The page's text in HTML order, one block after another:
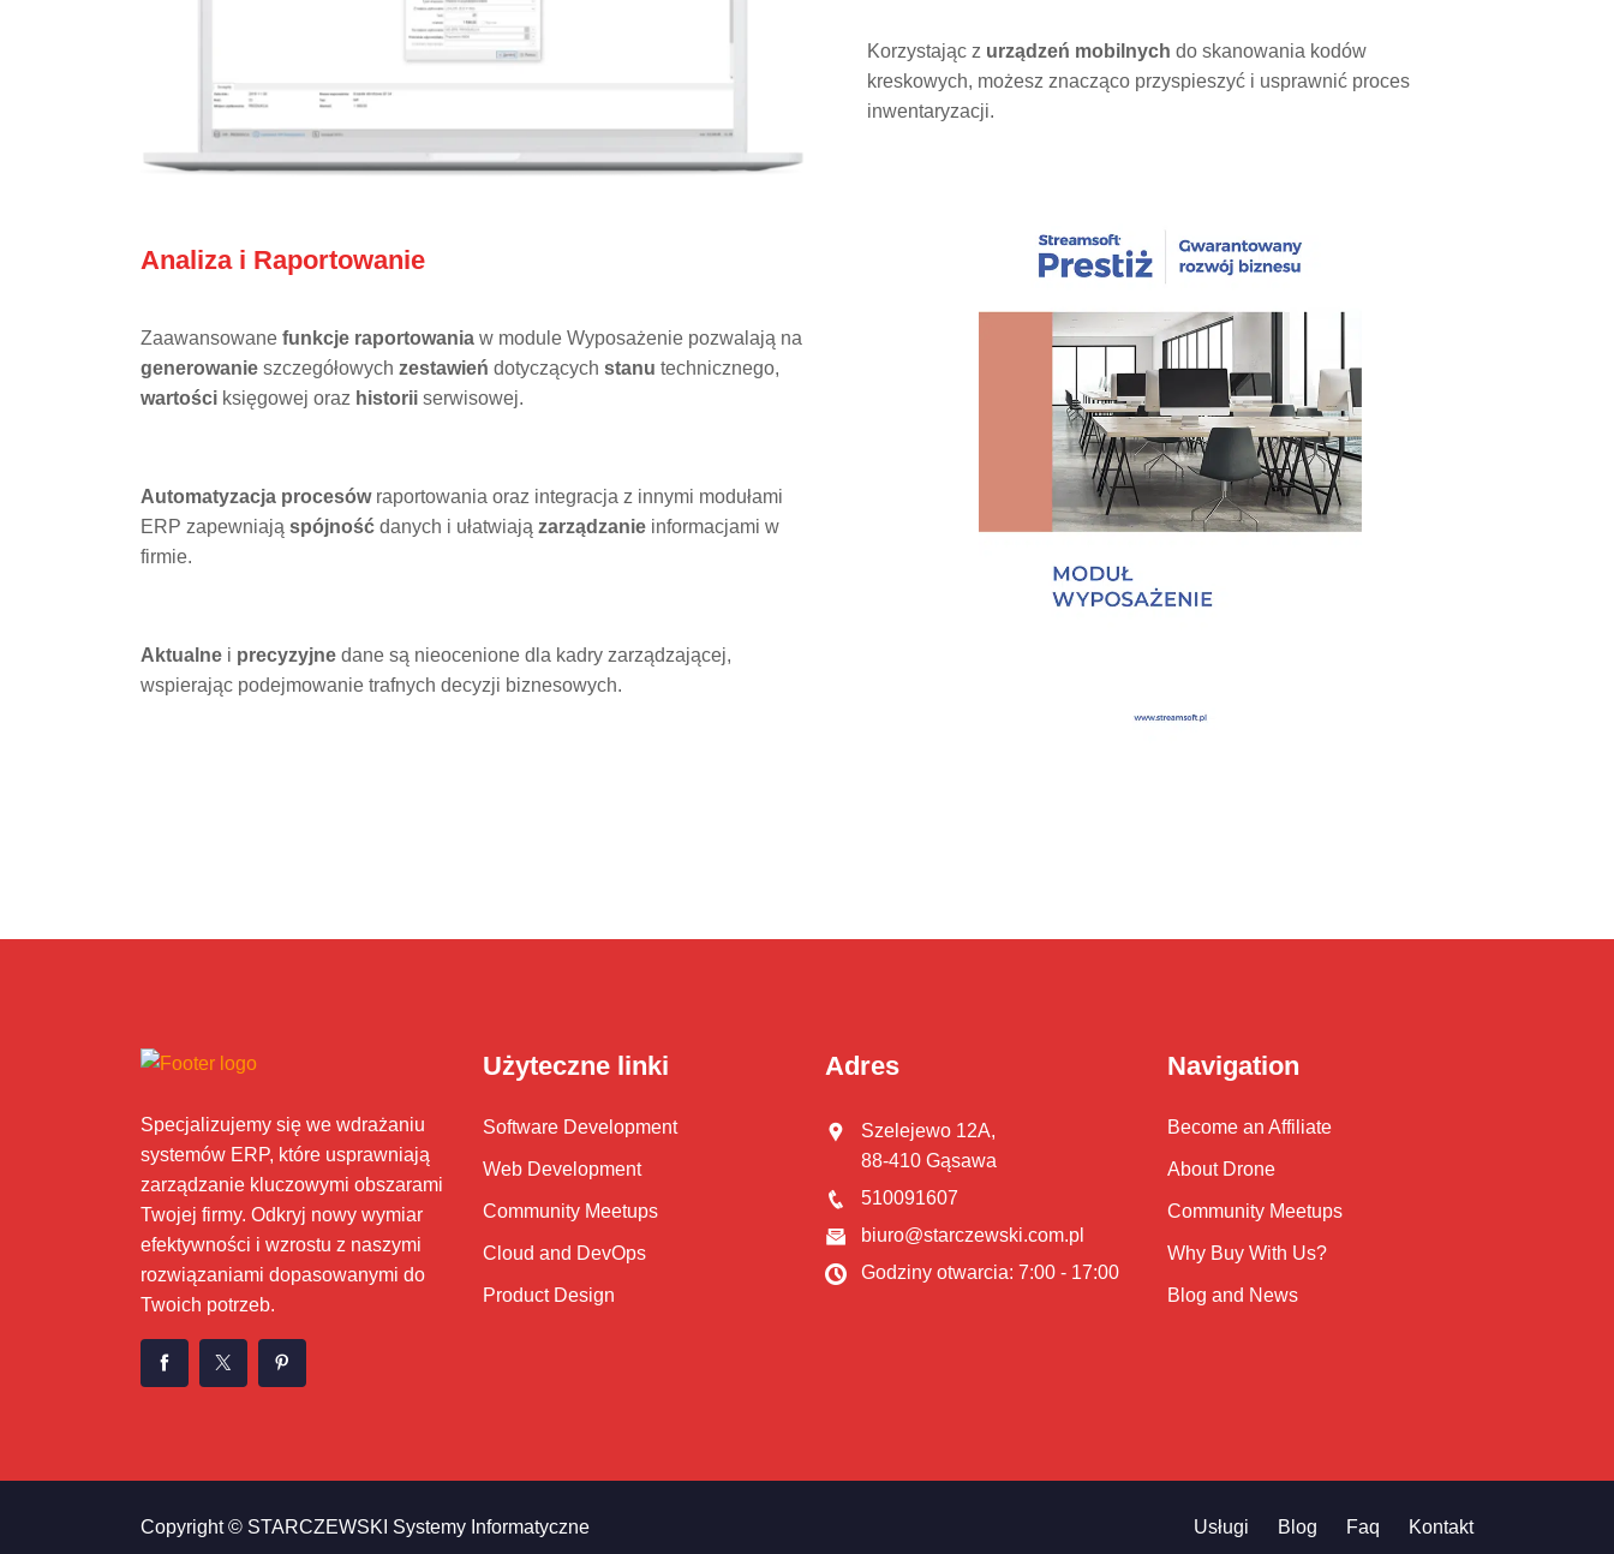
Analiza i Raportowanie
Zaawansowane funkcje raportowania w module Wyposażenie pozwalają na
generowanie szczegółowych zestawień dotyczących stanu technicznego,
wartości księgowej oraz historii serwisowej.
Automatyzacja procesówraportowania oraz integracja z innymi modułami
ERP zapewniają spójność danych i ułatwiają zarządzanie informacjami w
firmie.
Aktualne i precyzyjne dane są nieocenione dla kadry zarządzającej,
wspierając podejmowanie trafnych decyzji biznesowych.
Korzystając z urządzeń mobilnych do skanowania kodów
kreskowych, możesz znacząco przyspieszyć i usprawnić proces
inwentaryzacji.
Specjalizujemy się we wdrażaniu
systemów ERP, które usprawniają
zarządzanie kluczowymi obszarami
Twojej firmy. Odkryj nowy wymiar
efektywności i wzrostu z naszymi
rozwiązaniami dopasowanymi do
Twoich potrzeb.
Użyteczne linki
Software Development
Web Development
Community Meetups
Cloud and DevOps
Product Design
Adres
Szelejewo 12A,
88-410 Gąsawa
510091607
biuro@starczewski.com.pl
Godziny otwarcia: 7:00 - 17:00
Navigation
Become an Affiliate
About Drone
Community Meetups
Why Buy With Us?
Blog and News
Copyright © STARCZEWSKI Systemy Informatyczne Usługi Blog Faq Kontakt